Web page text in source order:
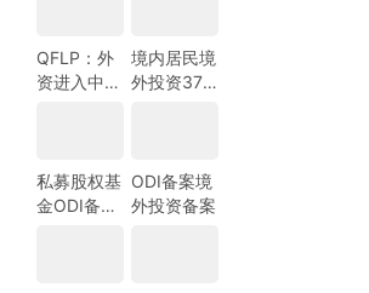
规圈
QFLP：外
资进入中国
境内居民境
外投资37
私募股权基
金ODI备案
ODI备案境
外投资备案